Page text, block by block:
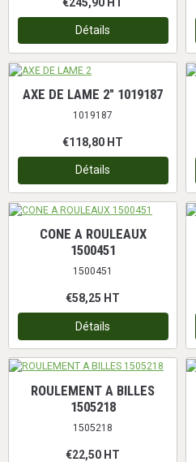
Détails
AXE DE LAME 2" 1019187
1019187
€118,80 HT
Détails
CONE A ROULEAUX
1500451
1500451
€58,25 HT
Détails
ROULEMENT A BILLES
1505218
1505218
€22,50 HT